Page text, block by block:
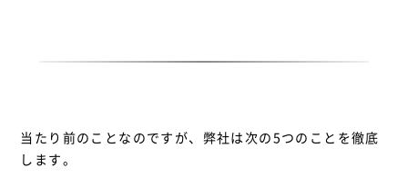
当たり前のことなのですが、弊社は次の5つのことを徹底
します。